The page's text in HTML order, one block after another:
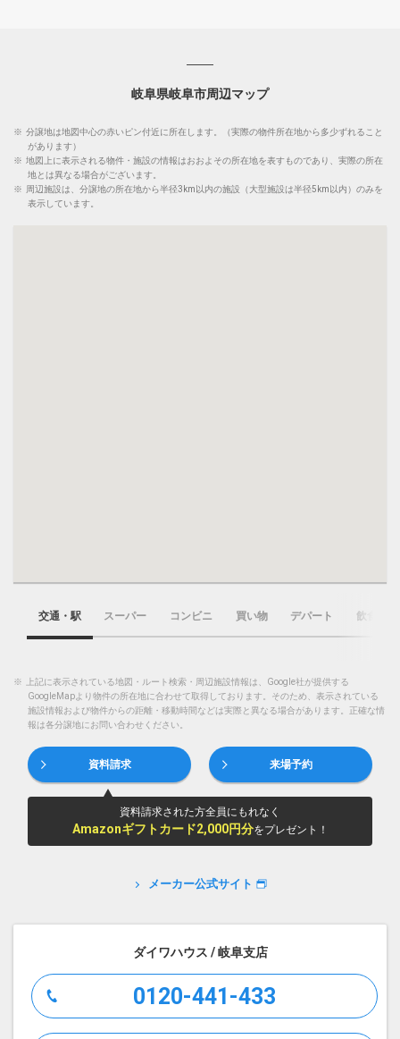
岐阜県岐阜市周辺マップ
※ 分譲地は地図中心の赤いピン付近に所在します。（実際の物件所在地から多少ずれること
があります）
※ 地図上に表示される物件・施設の情報はおおよその所在地を表すものであり、実際の所在
地とは異なる場合がございます。
※
周辺施設は、分譲地の所在地から半径3km以内の施設（大型施設は半径5km以内）のみを
表示しています。
交通・駅 スーパー コンビニ 買い物 デパート 飲食店
※
上記に表示されている地図・ルート検索・周辺施設情報は、Google社が提供する
GoogleMapより物件の所在地に合わせて取得しております。そのため、表示されている
施設情報および物件からの距離・移動時間などは実際と異なる場合があります。正確な情
報は各分譲地にお問い合わせください。
資料請求 来場予約
資料請求された方全員にもれなく
Amazonギフトカード2,000円分をプレゼント！
メーカー公式サイト
ダイワハウス / 岐阜支店
0120-441-433